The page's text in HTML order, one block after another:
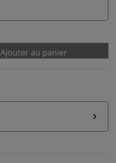
Ajouter au panier